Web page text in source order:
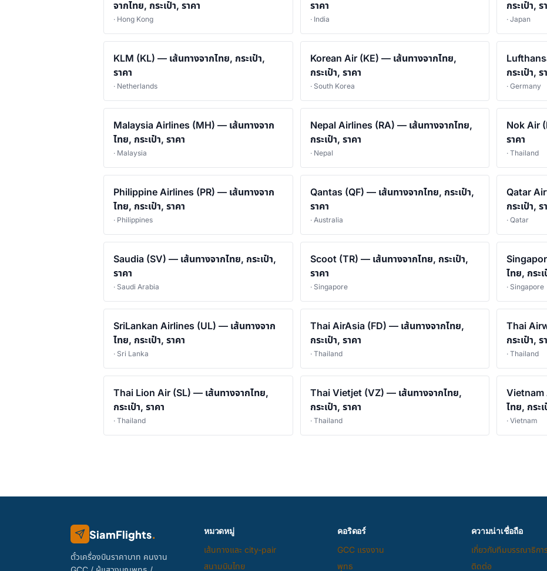
จากไทย, กระเป๋า, ราคา
· Hong Kong
ราคา
· India
กระเป๋า, ร
· Japan
KLM (KL) — เส้นทางจากไทย, กระเป๋า,
ราคา
· Netherlands
Korean Air (KE) — เส้นทางจากไทย,
กระเป๋า, ราคา
· South Korea
กระเป๋า, ร
· Germany
Malaysia Airlines (MH) — เส้นทางจาก
ไทย, กระเป๋า, ราคา
· Malaysia
Nepal Airlines (RA) — เส้นทางจากไทย,
กระเป๋า, ราคา
· Nepal
Nok Air
ราคา
· Thailand
Philippine Airlines (PR) — เส้นทางจาก
ไทย, กระเป๋า, ราคา
· Philippines
Qantas (QF) — เส้นทางจากไทย, กระเป๋า,
ราคา
· Australia
Qatar
กระเป๋า, ร
· Qatar
Saudia (SV) — เส้นทางจากไทย, กระเป๋า,
ราคา
· Saudi Arabia
Scoot (TR) — เส้นทางจากไทย, กระเป๋า,
ราคา
· Singapore
ไทย, กระ
· Singapore
SriLankan Airlines (UL) — เส้นทางจาก
ไทย, กระเป๋า, ราคา
· Sri Lanka
Thai AirAsia (FD) — เส้นทางจากไทย,
กระเป๋า, ราคา
· Thailand
Thai
กระเป๋า, ร
· Thailand
Thai Lion Air (SL) — เส้นทางจากไทย,
กระเป๋า, ราคา
· Thailand
Thai Vietjet (VZ) — เส้นทางจากไทย,
กระเป๋า, ราคา
· Thailand
Vietnam
ไทย, กระ
· Vietnam
SiamFlights.
ตั๋วเครื่องบินราคาบาท คนงาน
หมวดหมู่
เส้นทางและ city-pair
สนามบินไทย
คอริดอร์
GCC แรงงาน
พุทธ
ความน่าเชื่อถือ
เกี่ยวกับทีมบรรณาธิกา
ติดต่อ